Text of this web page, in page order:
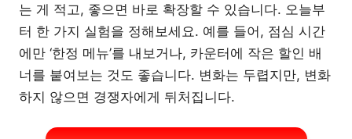
는 게 적고, 좋으면 바로 확장할 수 있습니다. 오늘부
터 한 가지 실험을 정해보세요. 예를 들어, 점심 시간
에만 ‘한정 메뉴’를 내보거나, 카운터에 작은 할인 배
너를 붙여보는 것도 좋습니다. 변화는 두렵지만, 변화
하지 않으면 경쟁자에게 뒤처집니다.